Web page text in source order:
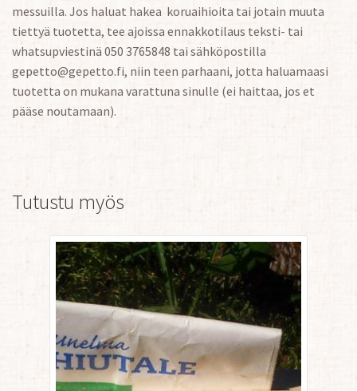
messuilla. Jos haluat hakea koruaihioita tai jotain muuta
tiettyä tuotetta, tee ajoissa ennakkotilaus teksti- tai
whatsupviestinä 050 3765848 tai sähköpostilla
gepetto@gepetto.fi, niin teen parhaani, jotta haluamaasi
tuotetta on mukana varattuna sinulle (ei haittaa, jos et
pääse noutamaan).
Tutustu myös